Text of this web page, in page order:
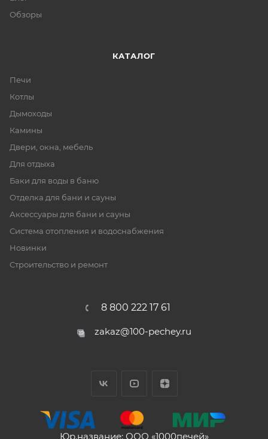
Обзоры
КАТАЛОГ
Печи
Котлы
Дымоходы
Камины
Двери, окна, мебель
Для отдыха
Баки для воды в баню
Отделка для бани и сауны
Аксессуары для бани и сауны
Система отопления и водоснабжения
Новинки
Строительство и ремонт
8 800 222 17 61
zakaz@100-pechey.ru
Юр.название: ООО «1000печей»